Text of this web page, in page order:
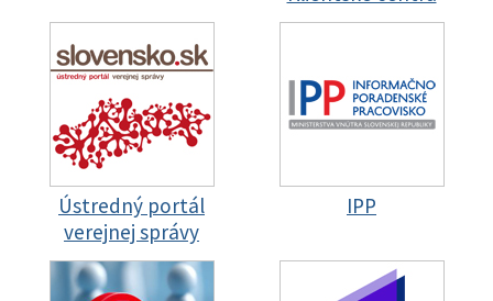
Ústredný portál
verejnej správy
IPP